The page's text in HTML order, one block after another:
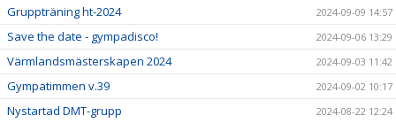
Gruppträning ht-2024 2024-09-09 14:57
Save the date - gympadisco! 2024-09-06 13:29
Värmlandsmästerskapen 2024 2024-09-03 11:42
Gympatimmen v.39 2024-09-02 10:17
Nystartad DMT-grupp 2024-08-22 12:24